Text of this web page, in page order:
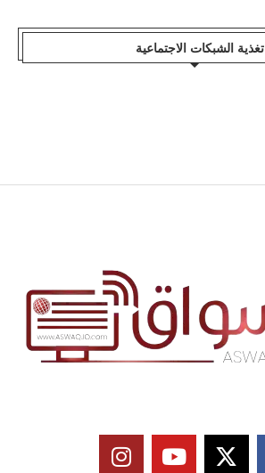
تغذية الشبكات الاجتماعية